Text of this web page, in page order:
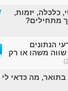
כלכלה, יזמות,
מתחילים?
הנתונים
משהו או רק
מה כדאי לי